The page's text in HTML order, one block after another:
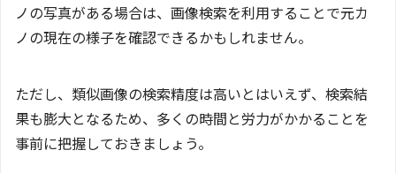
ノの写真がある場合は、画像検索を利用することで元カ
ノの現在の様子を確認できるかもしれません。
ただし、類似画像の検索精度は高いとはいえず、検索結
果も膨大となるため、多くの時間と労力がかかることを
事前に把握しておきましょう。